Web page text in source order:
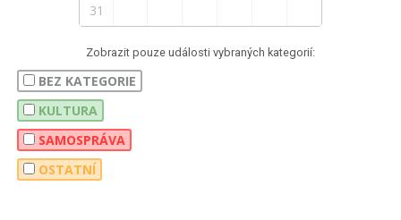
31
Zobrazit pouze události vybraných kategorií:
BEZ KATEGORIE
KULTURA
SAMOSPRÁVA
OSTATNÍ